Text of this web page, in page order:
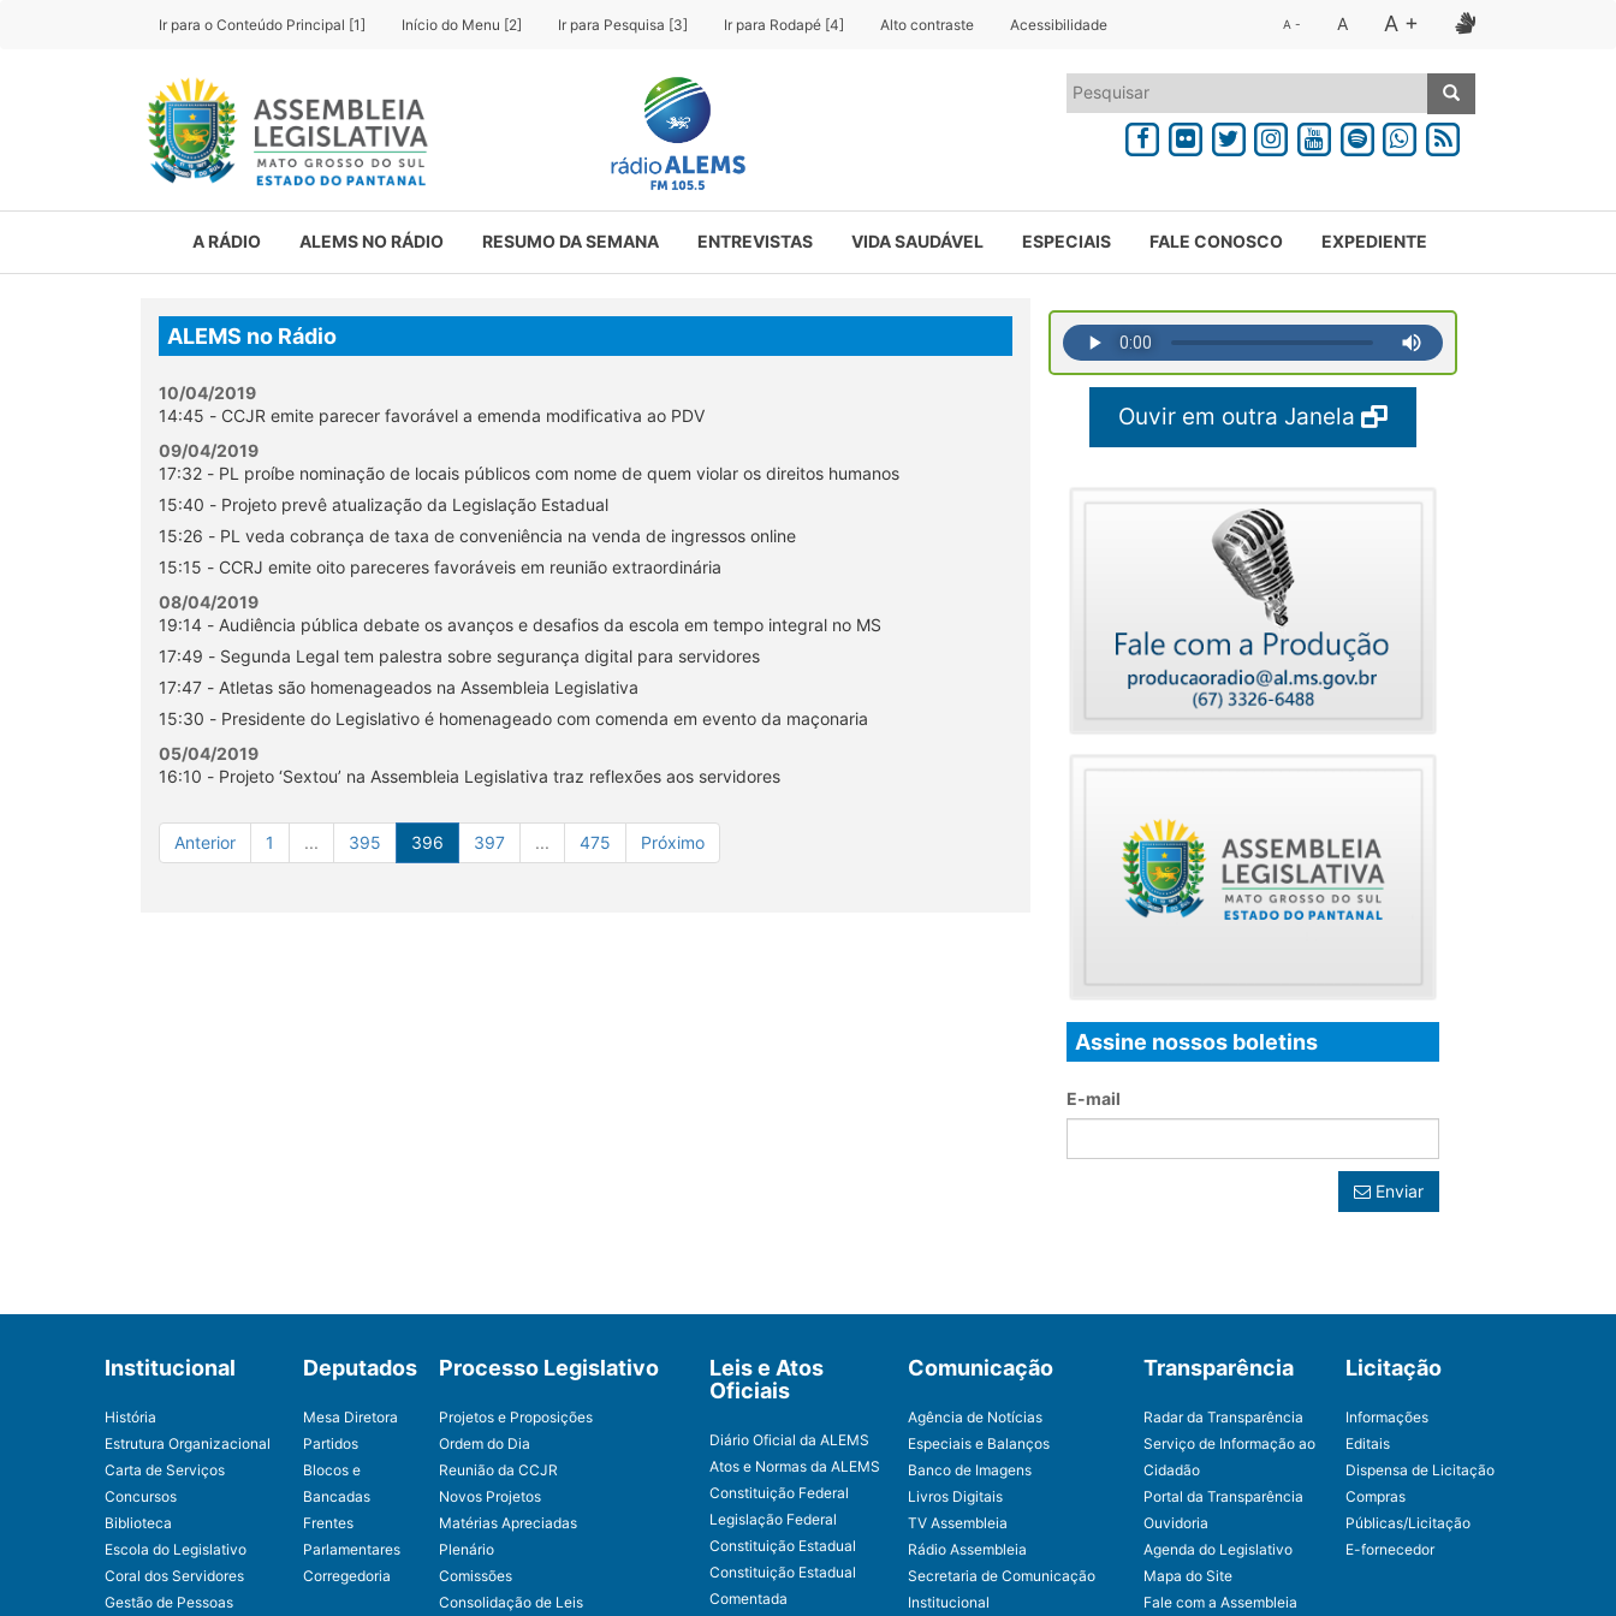
Ir para o Conteúdo Principal [1] Início do Menu [2] Ir para Pesquisa [3] Ir para Rodapé [4] Alto contraste Acessibilidade A - A A +
A RÁDIO ALEMS NO RÁDIO RESUMO DA SEMANA ENTREVISTAS VIDA SAUDÁVEL ESPECIAIS FALE CONOSCO EXPEDIENTE
ALEMS no Rádio
10/04/2019
14:45 - CCJR emite parecer favorável a emenda modificativa ao PDV
09/04/2019
17:32 - PL proíbe nominação de locais públicos com nome de quem violar os direitos humanos
15:40 - Projeto prevê atualização da Legislação Estadual
15:26 - PL veda cobrança de taxa de conveniência na venda de ingressos online
15:15 - CCRJ emite oito pareceres favoráveis em reunião extraordinária
08/04/2019
19:14 - Audiência pública debate os avanços e desafios da escola em tempo integral no MS
17:49 - Segunda Legal tem palestra sobre segurança digital para servidores
17:47 - Atletas são homenageados na Assembleia Legislativa
15:30 - Presidente do Legislativo é homenageado com comenda em evento da maçonaria
05/04/2019
16:10 - Projeto ‘Sextou’ na Assembleia Legislativa traz reflexões aos servidores
Anterior 1 ... 395 396 397 ... 475 Próximo
Ouvir em outra Janela
Assine nossos boletins
E-mail
Enviar
Institucional
História
Estrutura Organizacional
Carta de Serviços
Concursos
Biblioteca
Escola do Legislativo
Coral dos Servidores
Gestão de Pessoas
Deputados
Mesa Diretora
Partidos
Blocos e
Bancadas
Frentes
Parlamentares
Corregedoria
Processo Legislativo
Projetos e Proposições
Ordem do Dia
Reunião da CCJR
Novos Projetos
Matérias Apreciadas
Plenário
Comissões
Consolidação de Leis
Leis e Atos
Oficiais
Diário Oficial da ALEMS
Atos e Normas da ALEMS
Constituição Federal
Legislação Federal
Constituição Estadual
Constituição Estadual
Comentada
Comunicação
Agência de Notícias
Especiais e Balanços
Banco de Imagens
Livros Digitais
TV Assembleia
Rádio Assembleia
Secretaria de Comunicação
Institucional
Transparência
Radar da Transparência
Serviço de Informação ao
Cidadão
Portal da Transparência
Ouvidoria
Agenda do Legislativo
Mapa do Site
Fale com a Assembleia
Licitação
Informações
Editais
Dispensa de Licitação
Compras
Públicas/Licitação
E-fornecedor